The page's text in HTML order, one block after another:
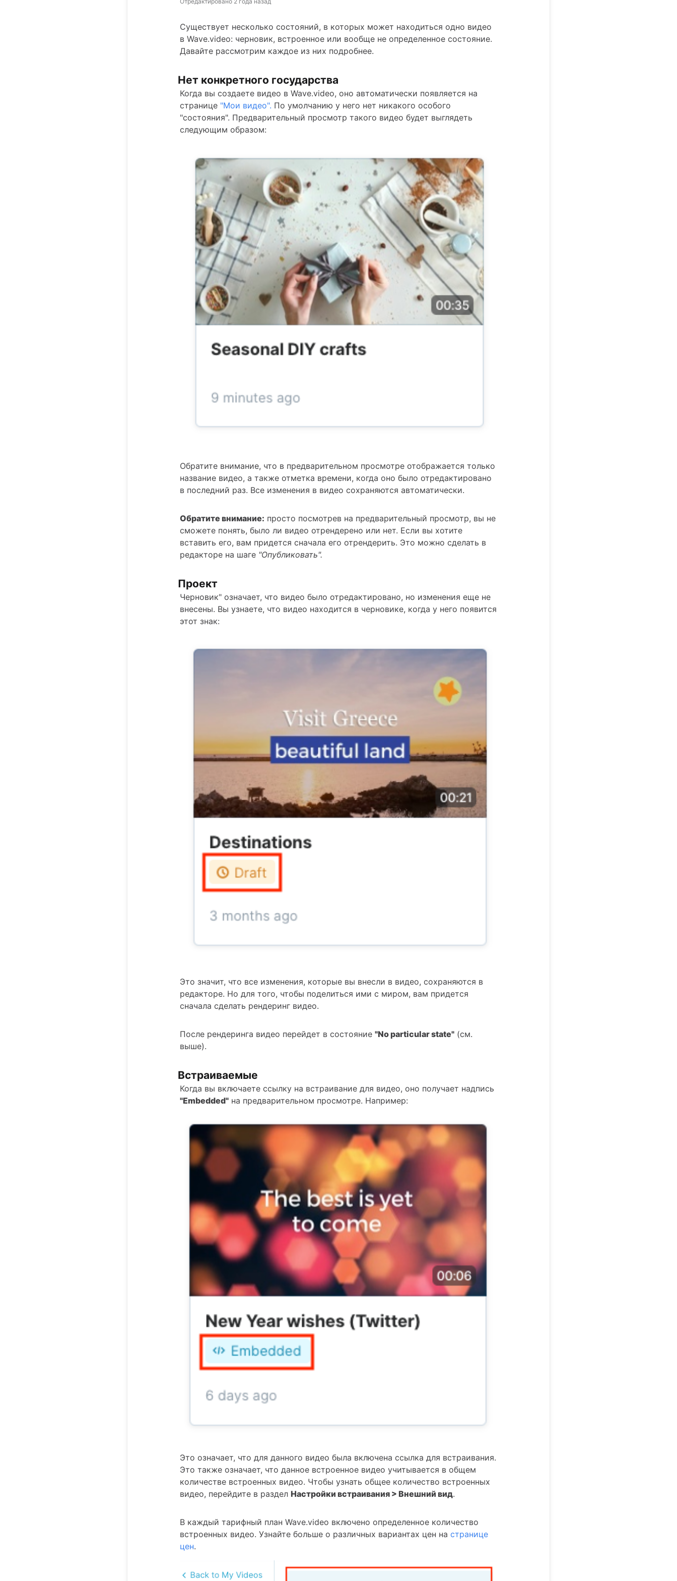
Существует несколько состояний, в которых может находиться одно видео
в Wave.video: черновик, встроенное или вообще не определенное состояние.
Давайте рассмотрим каждое из них подробнее.
Нет конкретного государства
Когда вы создаете видео в Wave.video, оно автоматически появляется на
странице "Мои видео". По умолчанию у него нет никакого особого
"состояния". Предварительный просмотр такого видео будет выглядеть
следующим образом:
Обратите внимание, что в предварительном просмотре отображается только
название видео, а также отметка времени, когда оно было отредактировано
в последний раз. Все изменения в видео сохраняются автоматически.
Обратите внимание: просто посмотрев на предварительный просмотр, вы не
сможете понять, было ли видео отрендерено или нет. Если вы хотите
вставить его, вам придется сначала его отрендерить. Это можно сделать в
редакторе на шаге "Опубликовать".
Проект
Черновик" означает, что видео было отредактировано, но изменения еще не
внесены. Вы узнаете, что видео находится в черновике, когда у него появится
этот знак:
Это значит, что все изменения, которые вы внесли в видео, сохраняются в
редакторе. Но для того, чтобы поделиться ими с миром, вам придется
сначала сделать рендеринг видео.
После рендеринга видео перейдет в состояние "No particular state" (см.
выше).
Встраиваемые
Когда вы включаете ссылку на встраивание для видео, оно получает надпись
"Embedded" на предварительном просмотре. Например:
Это означает, что для данного видео была включена ссылка для встраивания.
Это также означает, что данное встроенное видео учитывается в общем
количестве встроенных видео. Чтобы узнать общее количество встроенных
видео, перейдите в раздел Настройки встраивания > Внешний вид.
В каждый тарифный план Wave.video включено определенное количество
встроенных видео. Узнайте больше о различных вариантах цен на странице
цен.